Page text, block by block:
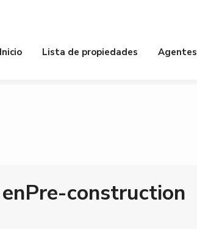
Lista de propiedades Agentes
construction